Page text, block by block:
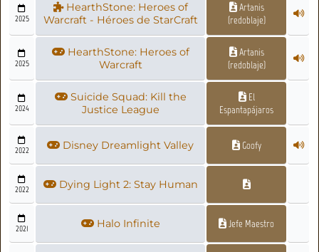
2025
HearthStone: Heroes of
Warcraft - Héroes de StarCraft
Artanis
(redoblaje)
2025
HearthStone: Heroes of
Warcraft
Artanis
(redoblaje)
2024
Suicide Squad: Kill the
Justice League
El
Espantapájaros
2022 Disney Dreamlight Valley Goofy
2022 Dying Light 2: Stay Human
2021 Halo Infinite Jefe Maestro